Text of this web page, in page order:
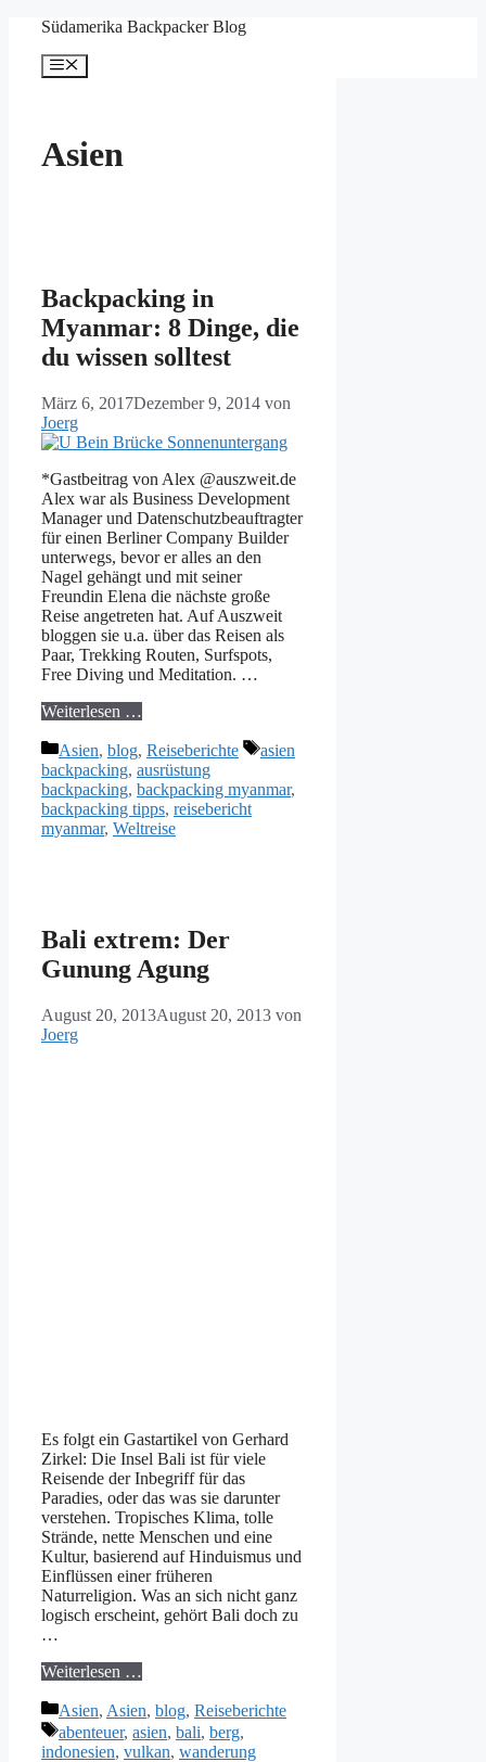
springen
Südamerika Backpacker Blog
Menü
Asien
Backpacking in
Myanmar: 8 Dinge, die
du wissen solltest
März 6, 2017Dezember 9, 2014 von
Joerg
*Gastbeitrag von Alex @auszweit.de
Alex war als Business Development
Manager und Datenschutzbeauftragter
für einen Berliner Company Builder
unterwegs, bevor er alles an den
Nagel gehängt und mit seiner
Freundin Elena die nächste große
Reise angetreten hat. Auf Auszweit
bloggen sie u.a. über das Reisen als
Paar, Trekking Routen, Surfspots,
Free Diving und Meditation. …
Weiterlesen …
Kategorien
Asien, blog, Reiseberichte Schlagwörter
asien
backpacking, ausrüstung
backpacking, backpacking myanmar,
backpacking tipps, reisebericht
myanmar, Weltreise
Bali extrem: Der
Gunung Agung
August 20, 2013August 20, 2013 von
Joerg
Es folgt ein Gastartikel von Gerhard
Zirkel: Die Insel Bali ist für viele
Reisende der Inbegriff für das
Paradies, oder das was sie darunter
verstehen. Tropisches Klima, tolle
Strände, nette Menschen und eine
Kultur, basierend auf Hinduismus und
Einflüssen einer früheren
Naturreligion. Was an sich nicht ganz
logisch erscheint, gehört Bali doch zu
…
Weiterlesen …
Kategorien
Asien, Asien, blog, Reiseberichte
Schlagwörter
abenteuer, asien, bali, berg,
indonesien, vulkan, wanderung